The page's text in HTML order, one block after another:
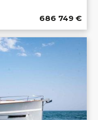
686 749 €